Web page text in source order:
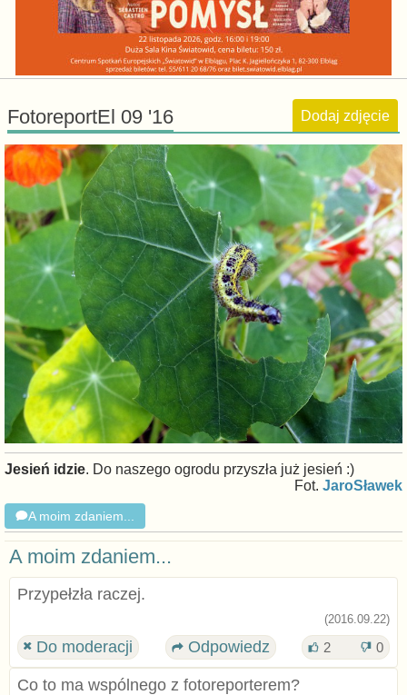
FotoreportEl 09 '16 Dodaj zdjęcie
Jesień idzie. Do naszego ogrodu przyszła już jesień :)
Fot.JaroSławek
A moim zdaniem...
A moim zdaniem...
Przypełzła raczej.
(2016.09.22)
Do moderacji Odpowiedz 2 0
Co to ma wspólnego z fotoreporterem?